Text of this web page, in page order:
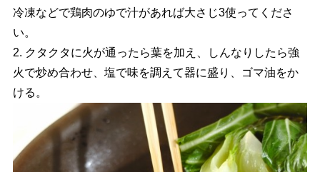
冷凍などで鶏肉のゆで汁があれば大さじ3使ってくださ
い。
2. クタクタに火が通ったら葉を加え、しんなりしたら強
火で炒め合わせ、塩で味を調えて器に盛り、ゴマ油をか
ける。